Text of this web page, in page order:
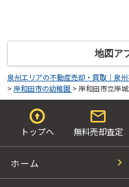
地図ア
泉州エリアの不動産売却・買取｜泉
> 岸和田市の幼稚園 > 岸和田市立岸
トップへ 無料売却査定
ホーム